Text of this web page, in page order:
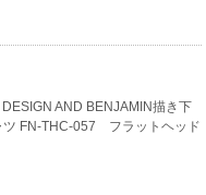
DESIGN AND BENJAMIN描き下
FN-THC-057 フラットヘッド